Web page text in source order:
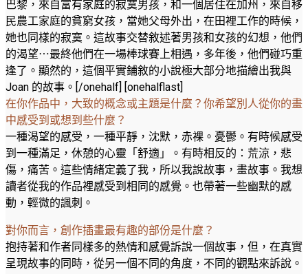
巴黎，來自富有家庭的寂寞男孩，和一個居住在加州，來自移
民農工家庭的貧窮女孩，當她父母外出，在田裡工作的時候，
她也同樣的寂寞。這故事交替敘述著男孩和女孩的幻想，他們
的渴望⋯最終他們在一場棒球賽上相遇，多年後，他們碰巧重
逢了。顯然的，這個平實鋪敘的小說極大部分地描繪出我與
Joan 的故事。[/onehalf] [onehalflast]
在你作品中，大致的概念或主題是什麼？你希望別人從你的畫
中感受到或想到些什麼？
一種渴望的感受，一種平靜，沈默，赤裸。憂鬱。有時候感受
到一種滿足，休憩的心靈「舒適」。有時相反的：荒涼，悲
傷，痛苦。這些情緒定義了我，所以我說故事，畫故事。我想
讀者從我的作品裡感受到相同的感覺。也帶著一些幽默的感
動，輕微的諷刺。
對你而言，創作插畫最有趣的部份是什麼？
抱持著和作者同樣多的熱情和感覺訴說一個故事，但，在真實
呈現故事的同時，從另一個不同的角度，不同的觀點來訴說。